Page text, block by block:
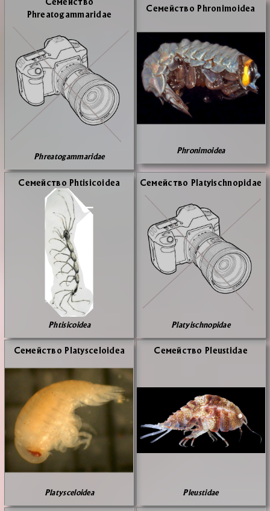
Се­мей­ство
Phreatogammaridae
Phreatogammaridae
Се­мей­ство Phronimoidea
Phronimoidea
Се­мей­ство Phtisicoidea
Phtisicoidea
Се­мей­ство Platyischnopidae
Platyischnopidae
Се­мей­ство Platysceloidea
Platysceloidea
Се­мей­ство Pleustidae
Pleustidae